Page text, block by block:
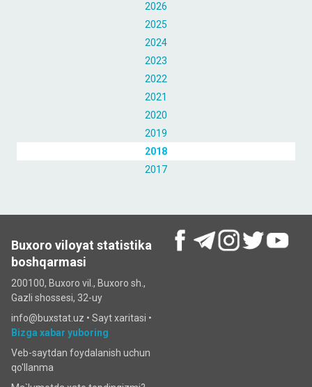
2026
2025
2024
2023
2022
2021
2020
2019
2018
2017
Buxoro viloyat statistika
boshqarmasi
200100, Buxoro vil., Buxoro sh.,
Gazli shossesi, 32-uy
info@buxstat.uz • Sayt xaritasi •
Bizga xabar yuboring
Veb-saytdan foydalanish uchun
qo'llanma